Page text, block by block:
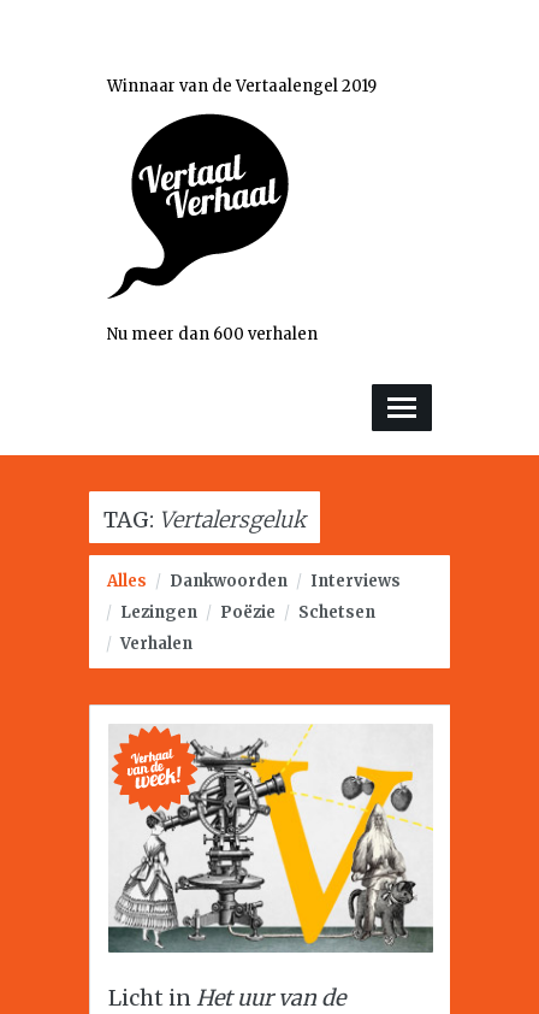
Winnaar van de Vertaalengel 2019
Nu meer dan 600 verhalen
TAG: Vertalersgeluk
Alles / Dankwoorden / Interviews
/ Lezingen / Poëzie / Schetsen
/ Verhalen
Licht inHet uur van de